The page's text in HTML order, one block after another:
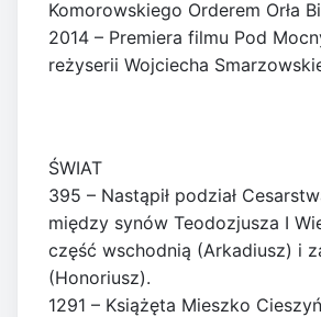
Komorowskiego Orderem Orła
2014 – Premiera filmu Pod
reżyserii Wojciecha
ŚWIAT
395 – Nastąpił podział
między synów Teodozjusza I
część wschodnią (Arkadiusz) i
(Honoriusz).
1291 – Książęta Mieszko